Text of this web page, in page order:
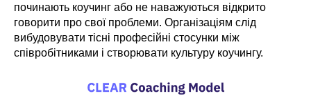
починають коучинг або не наважуються відкрито
говорити про свої проблеми. Організаціям слід
вибудовувати тісні професійні стосунки між
співробітниками і створювати культуру коучингу.